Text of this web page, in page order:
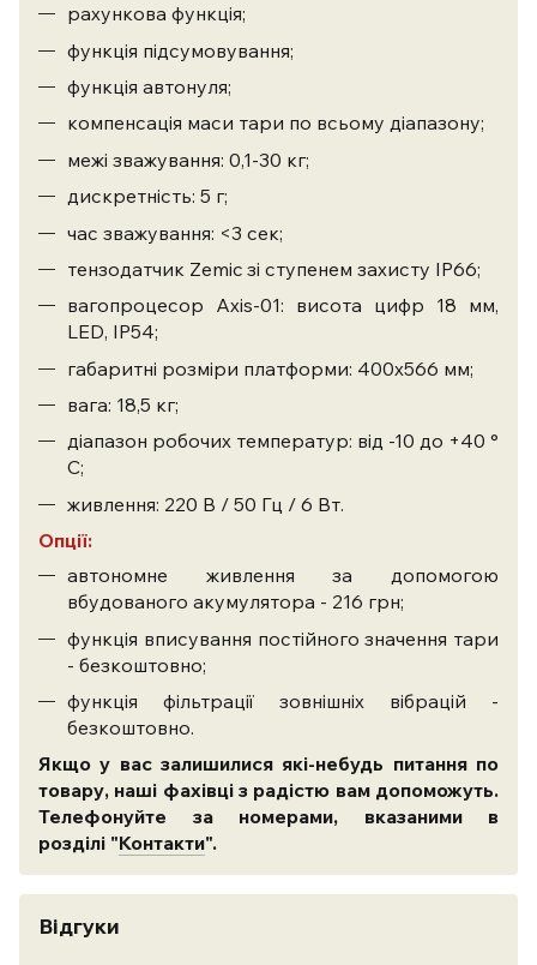
рахункова функція;
функція підсумовування;
функція автонуля;
компенсація маси тари по всьому діапазону;
межі зважування: 0,1-30 кг;
дискретність: 5 г;
час зважування: <3 сек;
тензодатчик Zemic зі ступенем захисту IP66;
вагопроцесор Axis-01: висота цифр 18 мм,
LED, IP54;
габаритні розміри платформи: 400х566 мм;
вага: 18,5 кг;
діапазон робочих температур: від -10 до +40 °
С;
живлення: 220 В / 50 Гц / 6 Вт.
Опції:
автономне живлення за допомогою
вбудованого акумулятора - 216 грн;
функція вписування постійного значення тари
- безкоштовно;
функція фільтрації зовнішніх вібрацій -
безкоштовно.
Якщо у вас залишилися які-небудь питання по
товару, наші фахівці з радістю вам допоможуть.
Телефонуйте за номерами, вказаними в
розділі "Контакти".
Відгуки